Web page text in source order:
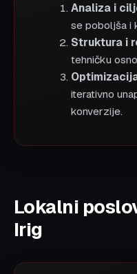
Analiza i
se poboljša i
Struktura i
tehničku
iterativno
konverzije.
Lokalni
Irig